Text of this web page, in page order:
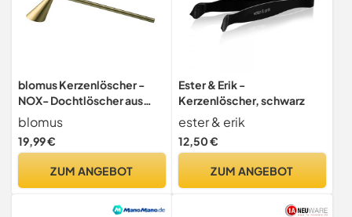
blomus Kerzenlöscher -
NOX- Dochtlöscher aus
Zink (Brass)
blomus
19,99 €
ZUM ANGEBOT
Ester & Erik -
Kerzenlöscher, schwarz
ester & erik
12,50 €
ZUM ANGEBOT